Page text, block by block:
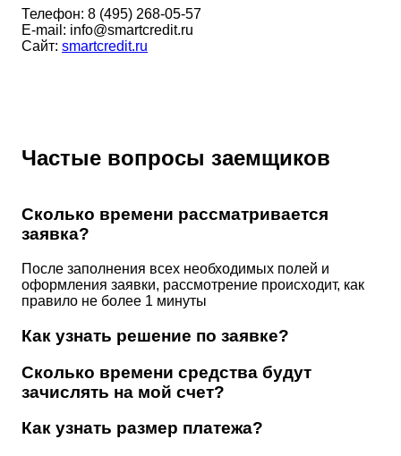
Телефон: 8 (495) 268-05-57
E-mail: info@smartcredit.ru
Cайт: smartcredit.ru
Частые вопросы заемщиков
Сколько времени рассматривается
заявка?
После заполнения всех необходимых полей и
оформления заявки, рассмотрение происходит, как
правило не более 1 минуты
Как узнать решение по заявке?
Сколько времени средства будут
зачислять на мой счет?
Как узнать размер платежа?